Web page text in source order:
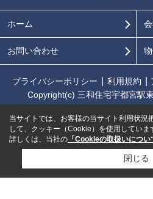
ホーム
お問い合わせ
プライバシーポリシー 利用規約
Copyright(c) 三和住宅宇都宮駅
当サイトでは、お客様の当サイト利用状況
して、クッキー（Cookie）を使用していま
詳しくは、当社の 「Cookieの取扱いについ
閉じる